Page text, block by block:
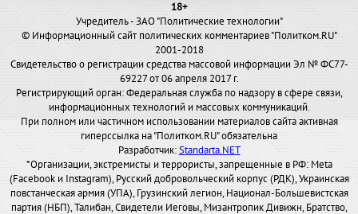
18+
Учредитель - ЗАО "Политические технологии"
© Информационный сайт политических комментариев "Политком.RU"
2001-2018
Свидетельство о регистрации средства массовой информации Эл № ФС77-
69227 от 06 апреля 2017 г.
Регистрирующий орган: Федеральная служба по надзору в сфере связи,
информационных технологий и массовых коммуникаций.
При полном или частичном использовании материалов сайта активная
гиперссылка на "Политком.RU" обязательна
Разработчик:Standarta.NET
*Организации, экстремисты и террористы, запрещенные в РФ: Meta
(Facebook и Instagram), Русский добровольческий корпус (РДК), Украинская
повстанческая армия (УПА), Грузинский легион, Национал-Большевистская
партия (НБП), Талибан, Свидетели Иеговы, Мизантропик Дивижн, Братство,